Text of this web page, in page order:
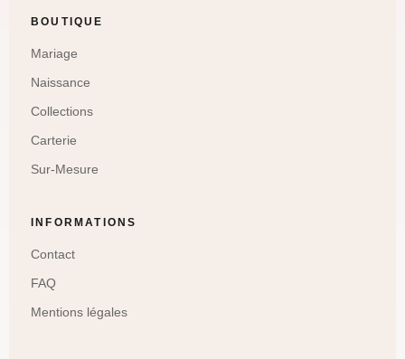
BOUTIQUE
Mariage
Naissance
Collections
Carterie
Sur-Mesure
INFORMATIONS
Contact
FAQ
Mentions légales